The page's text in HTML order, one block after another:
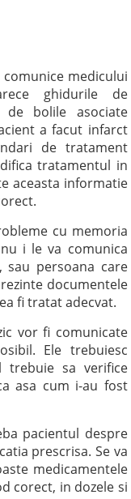
medicului
ghidurile de
bolile asociate
a facut infarct
de tratament
tratamentul in
aceasta informatie
cu memoria
i le va comunica
sau persoana care
documentele
fi tratat adecvat.
vor fi comunicate
Ele trebuiesc
trebuie sa verifice
asa cum i-au fost
pacientul despre
prescrisa. Se va
medicamentele
corect, in dozele si